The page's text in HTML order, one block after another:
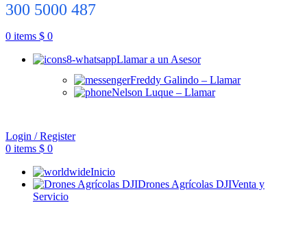
300 5000 487
0 items $ 0
Llamar a un Asesor
Freddy Galindo – Llamar
Nelson Luque – Llamar
Login / Register
0 items $ 0
Inicio
Drones Agrícolas DJIVenta y
Servicio